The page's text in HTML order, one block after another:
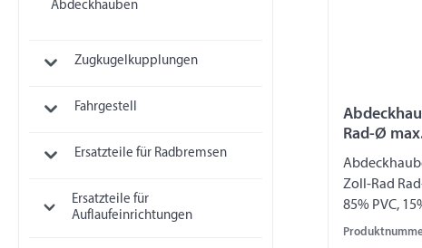
Abdeckhauben
Zugkugelkupplungen
Fahrgestell
Ersatzteile für Radbremsen
Ersatzteile für
Auflaufeinrichtungen
Rad-Ø
Zoll-Rad
85% PVC,